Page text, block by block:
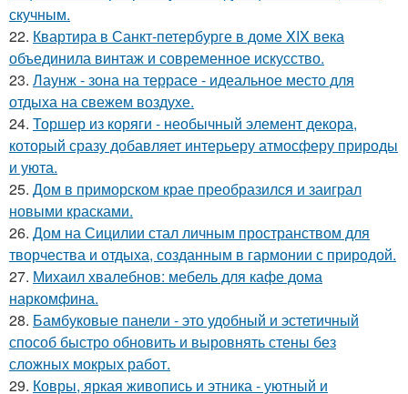
скучным.
22. Квартира в Санкт-петербурге в доме XIX века
объединила винтаж и современное искусство.
23. Лаунж - зона на террасе - идеальное место для
отдыха на свежем воздухе.
24. Торшер из коряги - необычный элемент декора,
который сразу добавляет интерьеру атмосферу природы
и уюта.
25. Дом в приморском крае преобразился и заиграл
новыми красками.
26. Дом на Сицилии стал личным пространством для
творчества и отдыха, созданным в гармонии с природой.
27. Михаил хвалебнов: мебель для кафе дома
наркомфина.
28. Бамбуковые панели - это удобный и эстетичный
способ быстро обновить и выровнять стены без
сложных мокрых работ.
29. Ковры, яркая живопись и этника - уютный и